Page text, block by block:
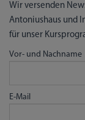
Wir versenden
Antoniushaus und
für unser
Vor- und Nachname
E-Mail